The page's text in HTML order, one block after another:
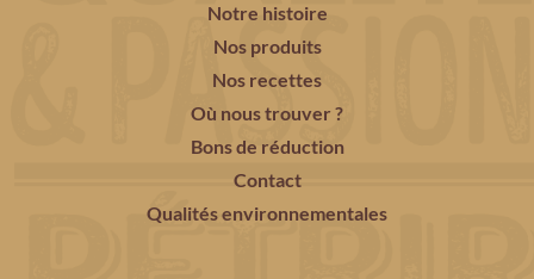
Notre histoire
Nos produits
Nos recettes
Où nous trouver ?
Bons de réduction
Contact
Qualités environnementales